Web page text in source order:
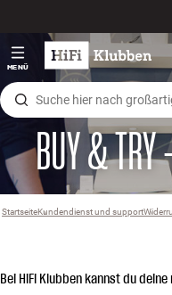
MENÜ
Hi-Fi
Lautsprecher
Plattenspieler
Kopfhörer
TV
Startseite ›
Kundendienst und support ›
BUY & TRY
Bei HiFi Klubben kannst du